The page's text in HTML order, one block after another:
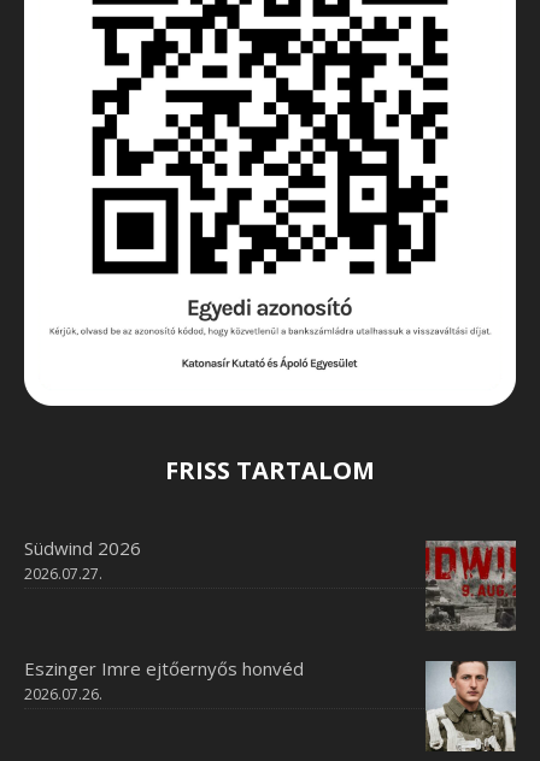
FRISS TARTALOM
Südwind 2026
2026.07.27.
Eszinger Imre ejtőernyős honvéd
2026.07.26.